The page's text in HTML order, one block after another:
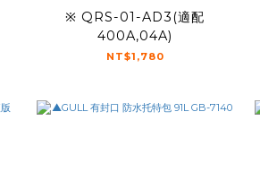
※ QRS-01-AD3(適配
400A,04A)
NT$1,780